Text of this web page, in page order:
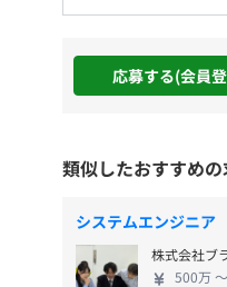
応募する(会員
類似したおすすめ
システムエンジニア
株式会社ブ
500万